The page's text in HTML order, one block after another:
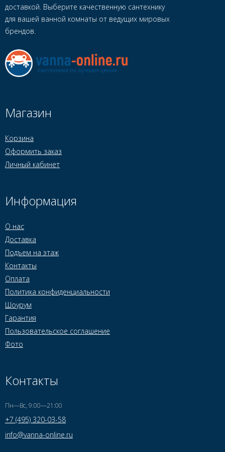
доставкой. Выберите качественную сантехнику
для вашей ванной комнаты от ведущих мировых
брендов.
Магазин
Корзина
Оформить заказ
Личный кабинет
Информация
О нас
Доставка
Подъем на этаж
Контакты
Оплата
Политика конфиденциальности
Шоурум
Гарантия
Пользовательское соглашение
Фото
Контакты
Пн—Вс, 9:00—21:00
+7 (495) 320-03-58
info@vanna-online.ru